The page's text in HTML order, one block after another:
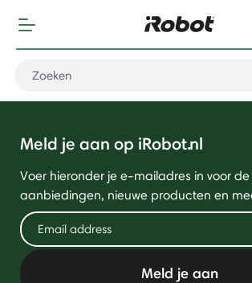
Meld je aan op iRobot.nl
Voer hieronder je e-mailadres in voor de
aanbiedingen, nieuwe producten en
Meld je aan